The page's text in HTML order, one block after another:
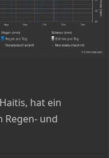
hat ein
Regen- und